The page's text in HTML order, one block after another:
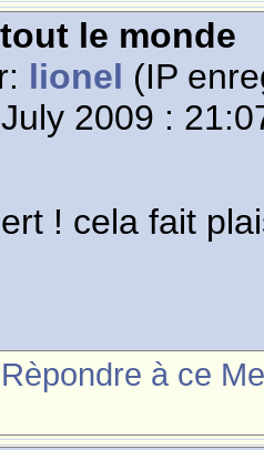
le monde
lionel (IP
2009 :
! cela fait
Rèpondre à ce